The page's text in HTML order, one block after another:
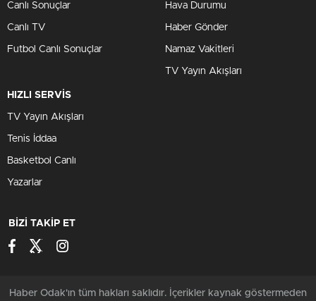
Canlı Sonuçlar
Canlı TV
Futbol Canlı Sonuçlar
Hava Durumu
Haber Gönder
Namaz Vakitleri
TV Yayın Akışları
HIZLI SERVİS
TV Yayın Akışları
Tenis İddaa
Basketbol Canlı
Yazarlar
BİZİ TAKİP ET
Haber Odak'ın tüm hakları saklıdır. İçerikler kaynak göstermeden